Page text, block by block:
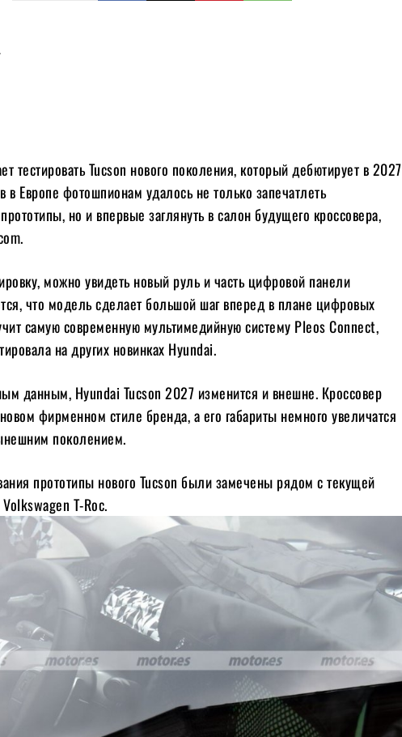
тестировать Tucson нового поколения, который дебютирует в 2027
в Европе фотошпионам удалось не только запечатлеть
но и впервые заглянуть в салон будущего кроссовера,
можно увидеть новый руль и часть цифровой панели
что модель сделает большой шаг вперед в плане цифровых
самую современную мультимедийную систему Pleos Connect,
на других новинках Hyundai.
данным, Hyundai Tucson 2027 изменится и внешне. Кроссовер
фирменном стиле бренда, а его габариты немного увеличатся
поколением.
прототипы нового Tucson были замечены рядом с текущей
T-Roc.